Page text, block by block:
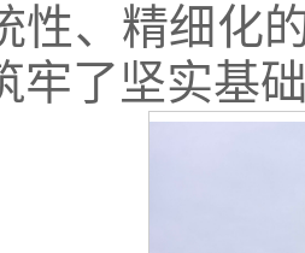
性、精细化
牢了坚实基